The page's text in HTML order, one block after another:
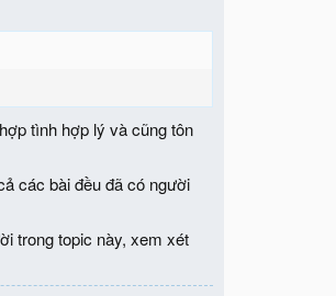
tình hợp lý và cũng tôn
các bài đều đã có người
trong topic này, xem xét